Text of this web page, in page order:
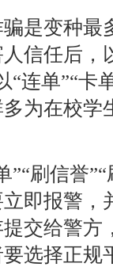
变种最
信任后，
“连单”“卡
为在校学
刷信誉”“
即报警，
交给警方
选择正规